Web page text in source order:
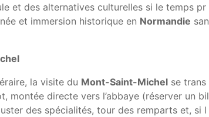
et des alternatives culturelles si le temps pr
et immersion historique en Normandie san
la visite du Mont-Saint-Michel se trans
montée directe vers l’abbaye (réserver un bil
des spécialités, tour des remparts et, si l